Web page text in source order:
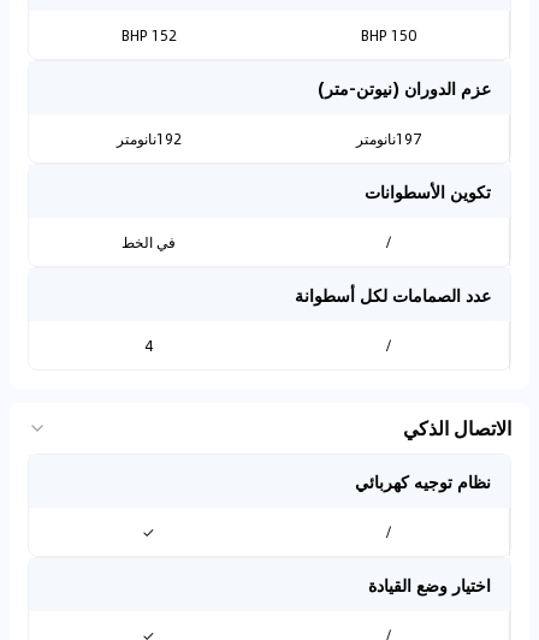
150 BHP
152 BHP
عزم الدوران (نيوتن-متر)
197نانومتر 192نانومتر
تكوين الأسطوانات
/ في الخط
عدد الصمامات لكل أسطوانة
/
4
الاتصال الذكي
نظام توجيه كهربائي
/
✓
اختيار وضع القيادة
/
✓